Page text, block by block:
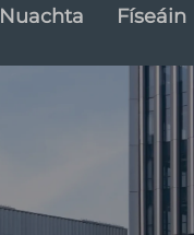
Nuachta
Físeáin